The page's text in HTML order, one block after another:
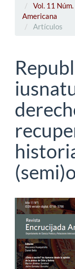
Vol. 11
Americana
Artículos
Barra
lateral
del
artículo